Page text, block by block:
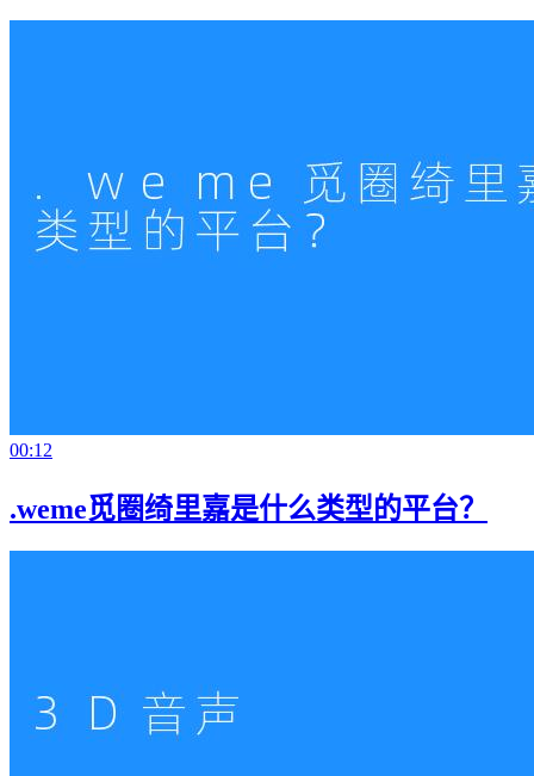
00:12
.weme觅圈绮里嘉是什么类型的平台？